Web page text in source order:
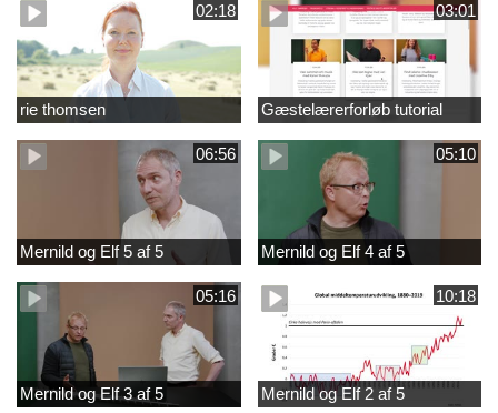
02:18
rie thomsen
03:01
Gæstelærerforløb tutorial
06:56
Mernild og Elf 5 af 5
05:10
Mernild og Elf 4 af 5
05:16
Mernild og Elf 3 af 5
10:18
Mernild og Elf 2 af 5